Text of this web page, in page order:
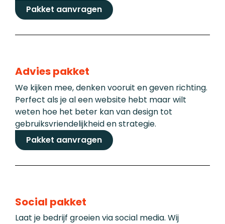
Pakket aanvragen
Advies pakket
We kijken mee, denken vooruit en geven richting.
Perfect als je al een website hebt maar wilt
weten hoe het beter kan van design tot
gebruiksvriendelijkheid en strategie.
Pakket aanvragen
Social pakket
Laat je bedrijf groeien via social media. Wij